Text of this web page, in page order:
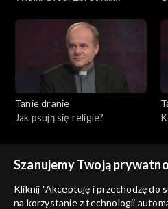
Tanie dranie
Jak psują się religie?
Szanujemy Twoją
Kliknij "Akceptuję i przechodzę do
na korzystanie z technologii